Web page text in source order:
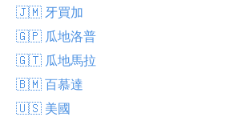
🇯🇲 牙買加
🇬🇵 瓜地洛普
🇬🇹 瓜地馬拉
🇧🇲 百慕達
🇺🇸 美國